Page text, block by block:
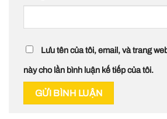
Lưu tên của tôi, email, và trang
này cho lần bình luận kế tiếp của tôi.